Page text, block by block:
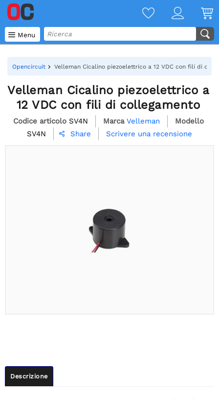
 Menu
Opencircuit Velleman Cicalino piezoelettrico a 12 VDC con fili di
Velleman Cicalino piezoelettrico a
12 VDC con fili di collegamento
Codice articolo SV4N Marca Velleman
Modello
SV4N
 Share Scrivere una recensione
Descrizione